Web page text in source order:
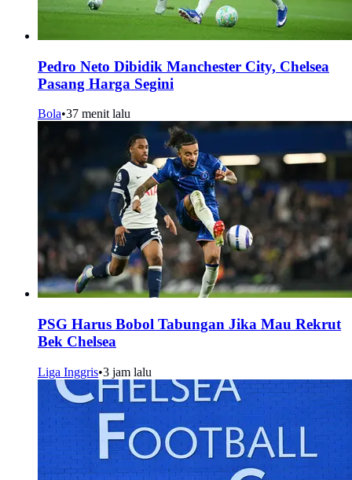
Pedro Neto Dibidik Manchester City, Chelsea
Pasang Harga Segini
Bola•37 menit lalu
PSG Harus Bobol Tabungan Jika Mau Rekrut
Bek Chelsea
Liga Inggris•3 jam lalu